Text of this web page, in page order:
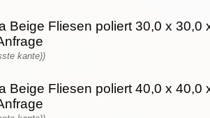
Beige Fliesen poliert 30,0 x 30,0
kante))
Beige Fliesen poliert 40,0 x 40,0